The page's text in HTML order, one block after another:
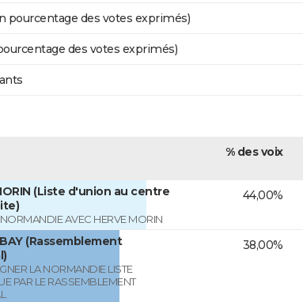
pourcentage des votes exprimés)
des votes exprimés)
% des voix
(Liste d'union au centre
AVEC HERVE MORIN
44,00%
(Rassemblement
LA NORMANDIE LISTE
PAR LE RASSEMBLEMENT
38,00%